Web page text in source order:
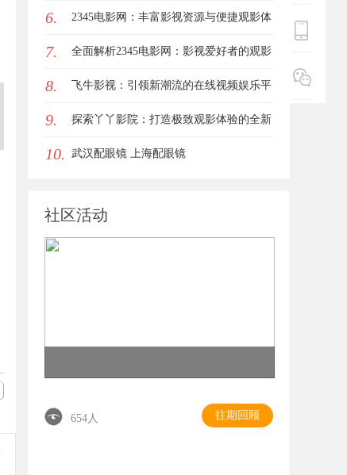
6. 2345电影网：丰富影视资源与便捷观影体
验的最佳选择
7. 全面解析2345电影网：影视爱好者的观影
首选平台详解
8. 飞牛影视：引领新潮流的在线视频娱乐平
台全面解析
9. 探索丫丫影院：打造极致观影体验的全新
影视平台
10. 武汉配眼镜 上海配眼镜
社区活动
654人 往期回顾